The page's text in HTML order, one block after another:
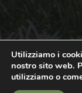
Chi Siamo
Utilizziamo i
nostro sito web.
utilizziamo o